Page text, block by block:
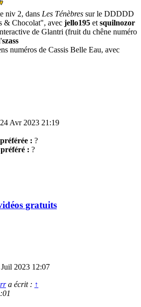
niv 2, dans Les Ténèbres sur le DDDDD
& Chocolat", avec jello195 et squilnozor
de Glantri (fruit du chêne numéro
szass
numéros de Cassis Belle Eau, avec
Avr 2023 21:19
: ?
: ?
gratuits
2023 12:07
a écrit : ↑